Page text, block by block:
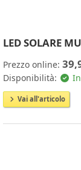
LED SOLARE
Prezzo online:
Disponibilità:
Vai all'articolo